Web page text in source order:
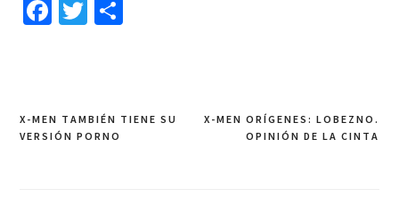
Facebook
TwitterCompartir
Navegación
X-MEN ORÍGENES: LOBEZNO.
OPINIÓN DE LA CINTA
X-MEN TAMBIÉN TIENE SU
VERSIÓN PORNO